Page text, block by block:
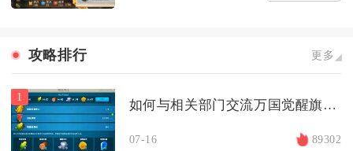
攻略排行 更多
1
如何与相关部门交流万国觉醒旗帜驻防的更换
07-16 89302